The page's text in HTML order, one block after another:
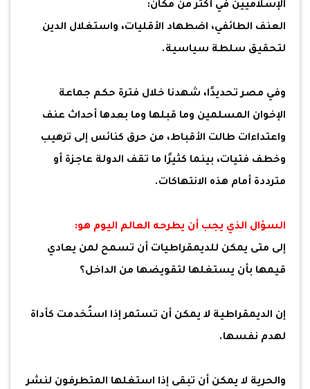
الإسلاميين في أكثر من مكان:
العنف الطائفي، اضطهاد الأقليات، واستغلال الدين
لتحقيق سلطة سياسية.
وفي مصر تحديدًا، شهدنا خلال فترة حكم جماعة
الإخوان المسلمين وما قبلها وما بعدها أحداث عنف
واعتداءات طالت الأقباط، من حرق كنائس إلى ترهيب
وخطف فتيات، بينما كثيرًا ما تقف الدولة عاجزة أو
مترددة أمام هذه الانتهاكات.
السؤال الذي يجب أن يطرحه العالم اليوم هو:
إلى متى يمكن للديمقراطيات أن تسمح لمن يعادي
قيمها بأن يستغلها لتقويضها من الداخل؟
إن الديمقراطية لا يمكن أن تستمر إذا استُخدمت كأداة
لهدم نفسها.
والحرية لا يمكن أن تبقى إذا استغلها المتطرفون لنشر